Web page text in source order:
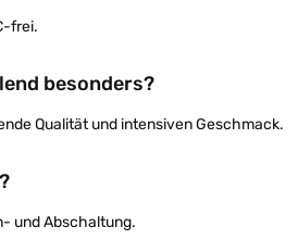
frei.
besonders?
Qualität und intensiven Geschmack.
und Abschaltung.